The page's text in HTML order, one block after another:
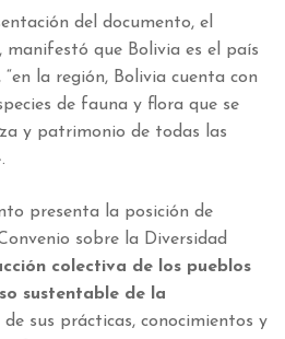
del documento, el
que Bolivia es el país
la región, Bolivia cuenta con
de fauna y flora que se
y patrimonio de todas las
presenta la posición de
sobre la Diversidad
colectiva de los pueblos
sustentable de la
de sus prácticas, conocimientos y